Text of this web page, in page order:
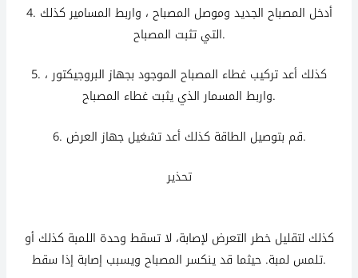
4. أدخل المصباح الجديد وموصل المصباح ، واربط المساميركذلك
التي تثبت المصباح.
5. كذلك أعد تركيب غطاء المصباح الموجود بجهاز البروجيكتور ،
واربط المسمار الذي يثبت غطاء المصباح.
6. قم بتوصيل الطاقة كذلك أعد تشغيل جهاز العرض.
تحذير
كذلك لتقليل خطر التعرض لإصابة، لا تسقط وحدة اللمبةكذلكأو
تلمس لمبة. حيثما قد ينكسر المصباح ويسبب إصابة إذا سقط.